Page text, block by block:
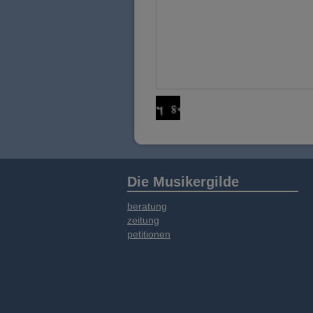
Die Musikergilde
beratung
zeitung
petitionen